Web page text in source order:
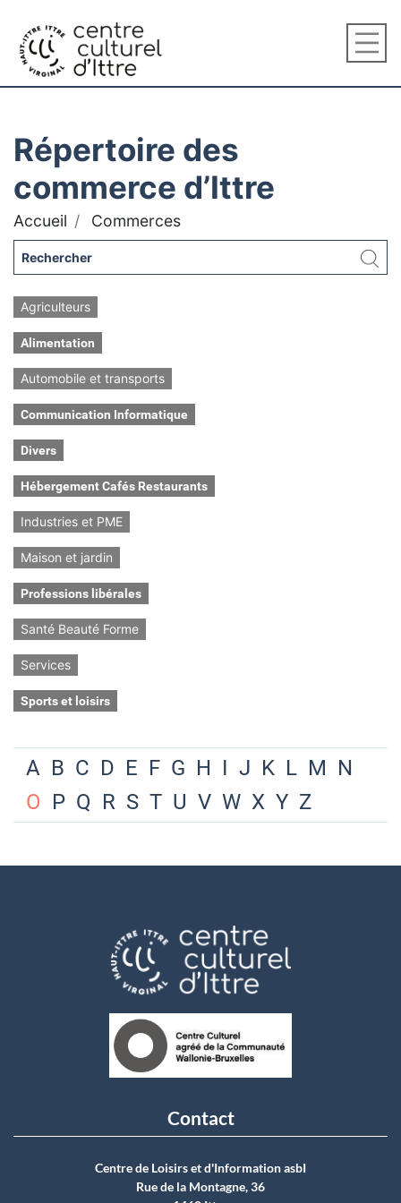
Répertoire des
commerce d’Ittre
Accueil Commerces
Agriculteurs
Alimentation
Automobile et transports
Communication Informatique
Divers
Hébergement Cafés Restaurants
Industries et PME
Maison et jardin
Professions libérales
Santé Beauté Forme
Services
Sports et loisirs
A B C D E F G H I J K L M N
O P Q R S T U V W X Y Z
Contact
Centre de Loisirs et d'Information asbI
Rue de la Montagne, 36